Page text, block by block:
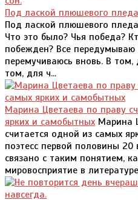
Под лаской плюшевого
Под лаской плюшевого
Что это было? Чья победа?
побежден? Все передумываю
перемучиваюсь вновь. В том,
том, для ч...
Марина Цветаева по праву
ярких и самобытных Марина
считается одной из самых
поэтесс первой половины 20
связано с таким понятием,
мировосприятие в